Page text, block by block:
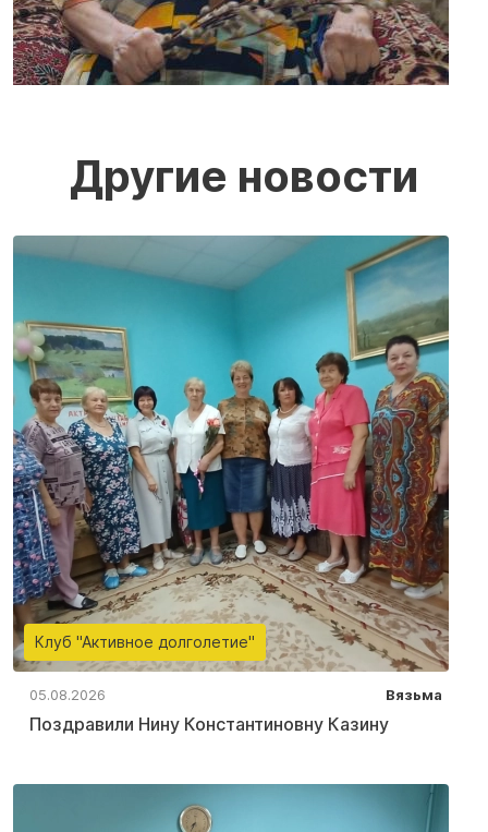
Другие новости
Клуб "Активное долголетие"
05.08.2026 Вязьма
Поздравили Нину Константиновну Казину